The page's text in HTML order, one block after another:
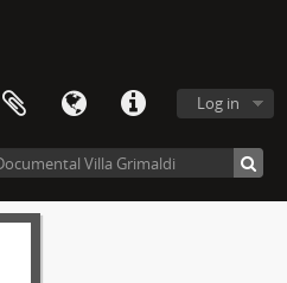
Log in